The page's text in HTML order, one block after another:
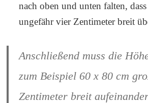
nach oben und unten falten,
ungefähr vier Zentimeter breit
Anschließend muss die
zum Beispiel 60 x 80 cm
Zentimeter breit